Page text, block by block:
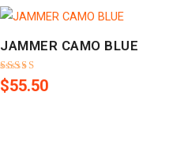
JAMMER CAMO BLUE
Valorado
en
$55.50